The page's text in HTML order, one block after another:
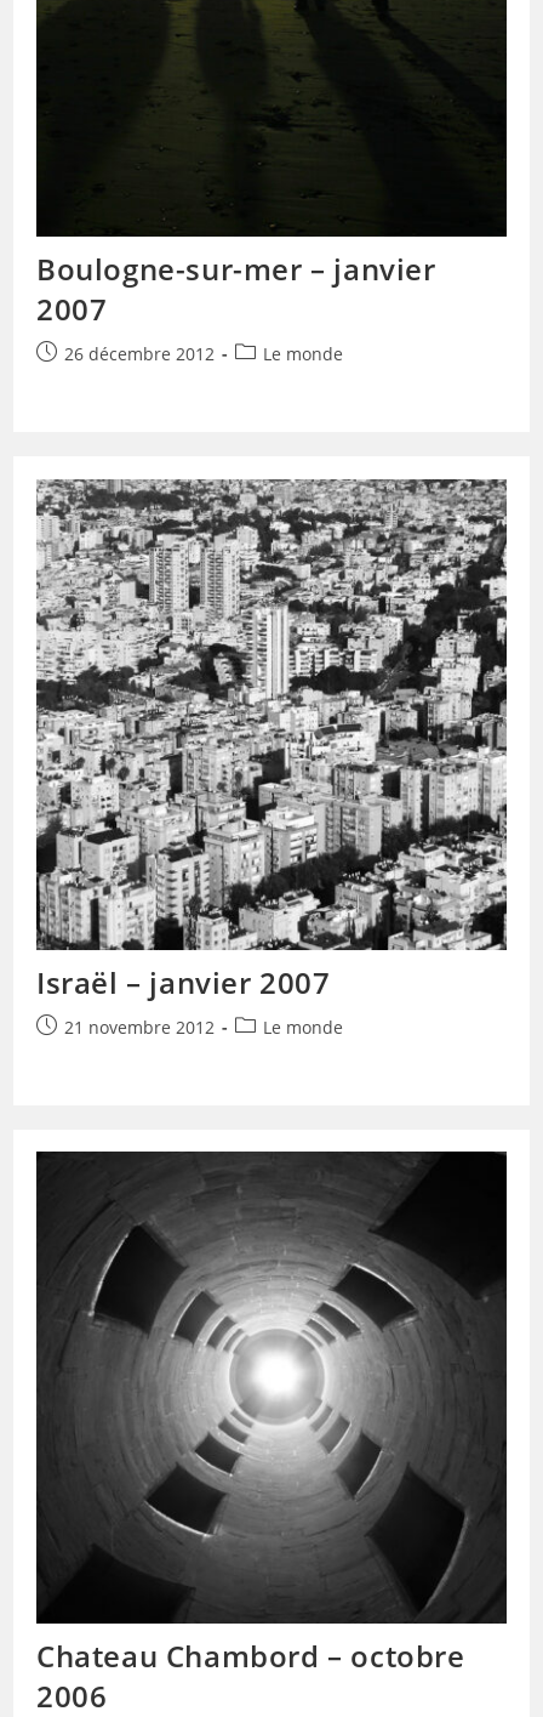
Boulogne-sur-mer – janvier
2007
Publication
26 décembre 2012
PostLe monde
Israël – janvier 2007
Publication
21 novembre 2012
PostLe monde
Chateau Chambord – octobre
2006